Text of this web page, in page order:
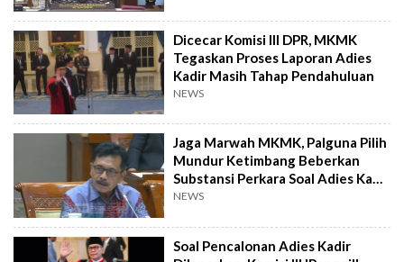
Dicecar Komisi III DPR, MKMK
Tegaskan Proses Laporan Adies
Kadir Masih Tahap Pendahuluan
NEWS
Jaga Marwah MKMK, Palguna Pilih
Mundur Ketimbang Beberkan
Substansi Perkara Soal Adies Kadir
ke DPR
NEWS
Soal Pencalonan Adies Kadir